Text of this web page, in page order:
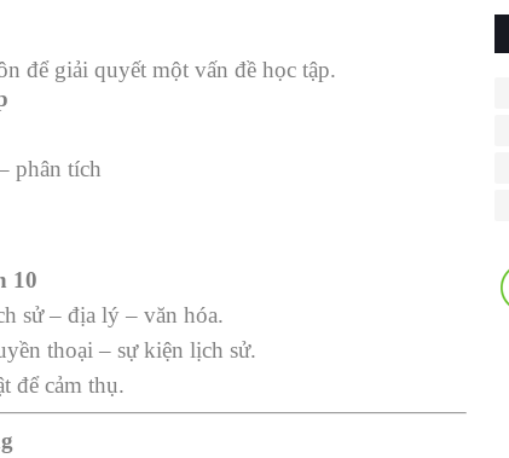
để giải quyết một vấn đề học tập.
phân tích
10
sử – địa lý – văn hóa.
thoại – sự kiện lịch sử.
để cảm thụ.